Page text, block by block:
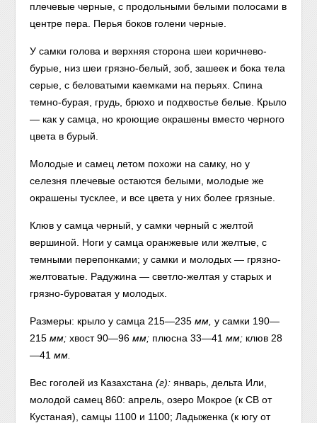
плечевые черные, с продольными белыми полосами в
центре пера. Перья боков голени черные.
У самки голова и верхняя сторона шеи коричнево-
бурые, низ шеи грязно-белый, зоб, зашеек и бока тела
серые, с беловатыми каемками на перьях. Спина
темно-бурая, грудь, брюхо и подхвостье белые. Крыло
— как у самца, но кроющие окрашены вместо черного
цвета в бурый.
Молодые и самец летом похожи на самку, но у
селезня плечевые остаются белыми, молодые же
окрашены тусклее, и все цвета у них более грязные.
Клюв у самца черный, у самки черный с желтой
вершиной. Ноги у самца оранжевые или желтые, с
темными перепонками; у самки и молодых — грязно-
желтоватые. Радужина — светло-желтая у старых и
грязно-буроватая у молодых.
Размеры: крыло у самца 215—235мм, у самки 190—
215мм; хвост 90—96мм; плюсна 33—41мм; клюв 28
—41мм.
Вес гоголей из Казахстана(г): январь, дельта Или,
молодой самец 860: апрель, озеро Мокрое (к СВ от
Кустаная), самцы 1100 и 1100; Ладыженка (к югу от